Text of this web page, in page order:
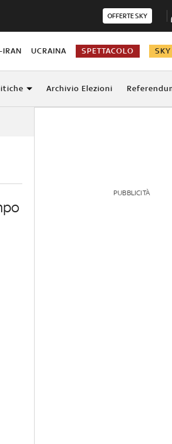
OFFERTE SKY
IRAN UCRAINA SPETTACOLO
Archivio Elezioni
PUBBLICITÀ